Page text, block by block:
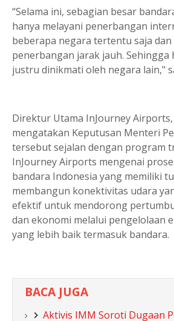
“Selama ini, sebagian besar
hanya melayani penerbangan
beberapa negara tertentu saja
penerbangan jarak jauh.
justru dinikmati oleh negara lain,"
Direktur Utama InJourney Airports,
mengatakan Keputusan Menteri
tersebut sejalan dengan program
InJourney Airports mengenai
bandara Indonesia yang memiliki
membangun konektivitas udara
efektif untuk mendorong
dan ekonomi melalui pengelolaan
yang lebih baik termasuk bandara.
BACA JUGA
Aktivis IMM Soroti Dugaan